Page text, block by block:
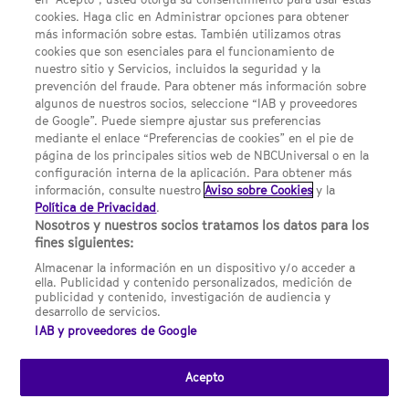
Condiciones Generales de Uso
Opciones de Anuncios
Política de privacidad
UNA DIVISIÓN DE NBCUNIVERSAL
NBCUNIVERSAL
Contáctanos por email: contact.SYFYSpain@nbcuni.com
NBC Universal Global Networks España S.L.U. Edificio Torre
Europa. Paseo de la Castellana, 95. Planta 10 28046 Madrid B-
82227893
SYFY España está sujeto a la jurisdicción española y regulado
por la Comisión Nacional de los Mercados y la Competencia
(CNMC).
SYFY
cookies. Haga clic en Administrar opciones para obtener
más información sobre estas. También utilizamos otras
cookies que son esenciales para el funcionamiento de
nuestro sitio y Servicios, incluidos la seguridad y la
prevención del fraude. Para obtener más información sobre
algunos de nuestros socios, seleccione “IAB y proveedores
de Google”. Puede siempre ajustar sus preferencias
mediante el enlace “Preferencias de cookies” en el pie de
página de los principales sitios web de NBCUniversal o en la
configuración interna de la aplicación. Para obtener más
información, consulte nuestroAviso sobre Cookies y la
Política de Privacidad.
Nosotros y nuestros socios tratamos los datos para los
fines siguientes:
Almacenar la información en un dispositivo y/o acceder a
ella. Publicidad y contenido personalizados, medición de
publicidad y contenido, investigación de audiencia y
desarrollo de servicios.
IAB y proveedores de Google
Acepto